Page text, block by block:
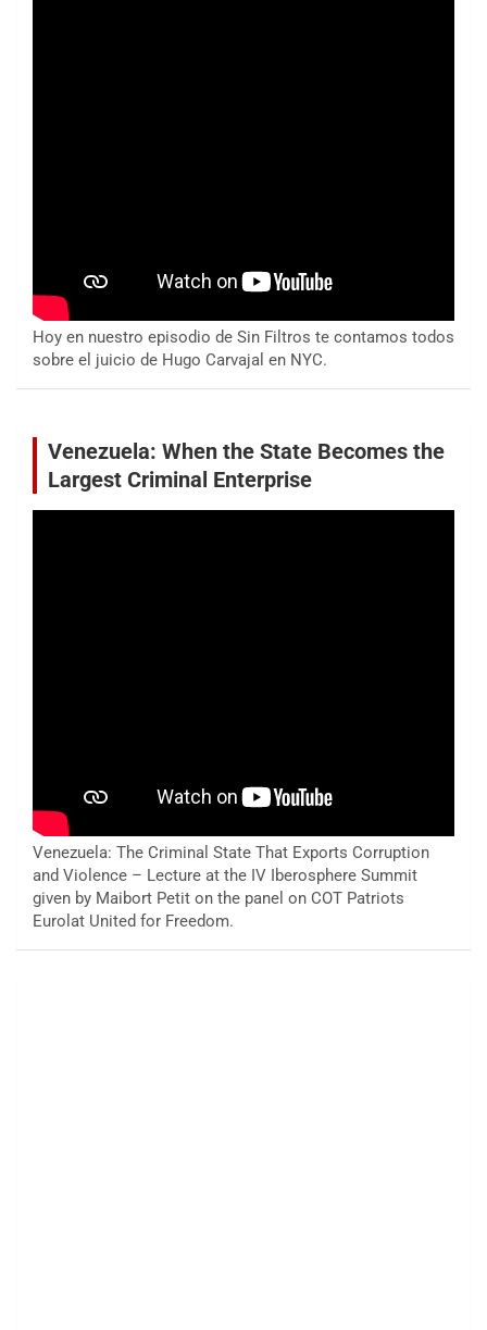
Hoy en nuestro episodio de Sin Filtros te contamos todos
sobre el juicio de Hugo Carvajal en NYC.
Venezuela: When the State Becomes the
Largest Criminal Enterprise
Venezuela: The Criminal State That Exports Corruption
and Violence – Lecture at the IV Iberosphere Summit
given by Maibort Petit on the panel on COT Patriots
Eurolat United for Freedom.